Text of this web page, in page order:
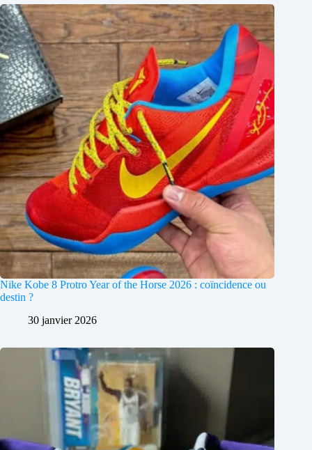
Nike Kobe 8 Protro Year of the Horse 2026 : coïncidence ou
destin ?
30 janvier 2026